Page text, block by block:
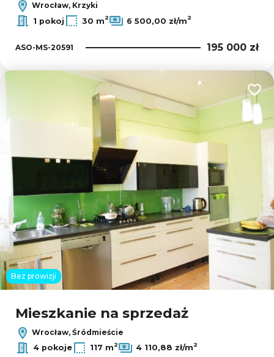
Wrocław, Krzyki
1 pokoj
30 m2 6 500,00 zł/m2
ASO-MS-20591 195 000 zł
Bez prowizji
Mieszkanie na sprzedaż
Wrocław, Śródmieście
4 pokoje
117 m2 4 110,88 zł/m2